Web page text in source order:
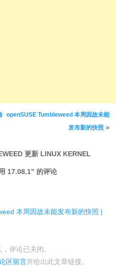
openSUSE Tumbleweed 本周因故未能
发布新的快照 »
更新 LINUX KERNEL
17.08.1” 的评论
本周因故未能发布新的快照 |
评论已关闭。
区留言并给出此文章链接。